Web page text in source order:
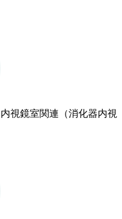
内視鏡室関連（消化器内視